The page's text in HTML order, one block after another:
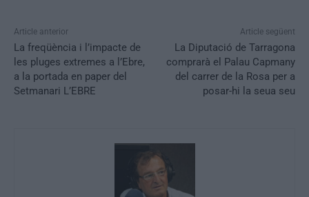
Article anterior
La freqüència i l’impacte de
les pluges extremes a l’Ebre,
a la portada en paper del
Setmanari L’EBRE
Article següent
La Diputació de Tarragona
comprarà el Palau Capmany
del carrer de la Rosa per a
posar-hi la seua seu